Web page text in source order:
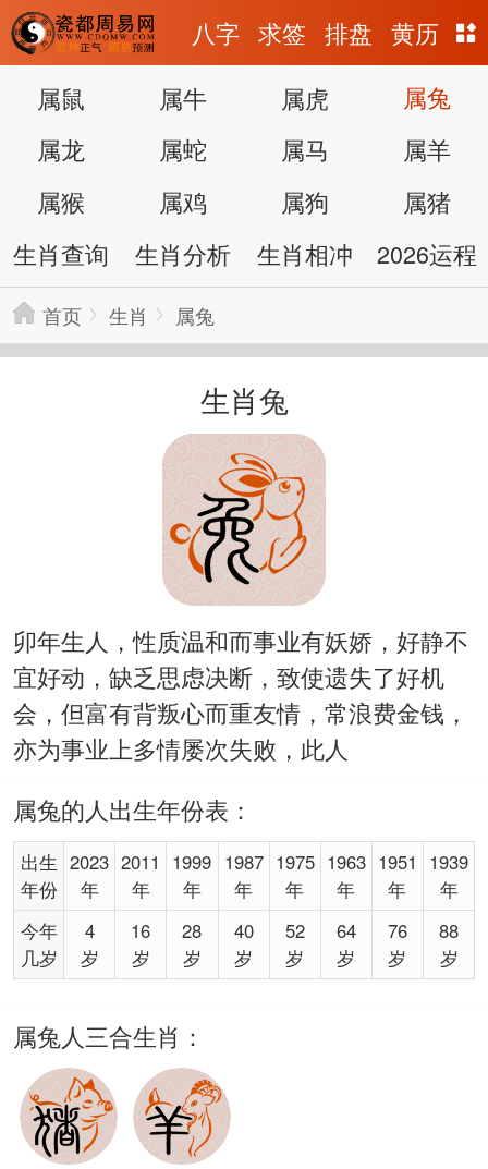
八字 求签 排盘 黄历
属鼠
属牛 属虎
属兔
属龙
属蛇 属马
属羊
属猴
属鸡 属狗
属猪
生肖查询
生肖分析 生肖相冲 2026运程
首页 生肖 属兔
生肖兔
卯年生人，性质温和而事业有妖娇，好静不
宜好动，缺乏思虑决断，致使遗失了好机
会，但富有背叛心而重友情，常浪费金钱，
亦为事业上多情屡次失败，此人
属兔的人出生年份表：
出生
年份
2023
年
2011
年
1999
年
1987
年
1975
年
1963
年
1951
年
1939
年
今年
几岁
4
岁
16
岁
28
岁
40
岁
52
岁
64
岁
76
岁
88
岁
属兔人三合生肖：